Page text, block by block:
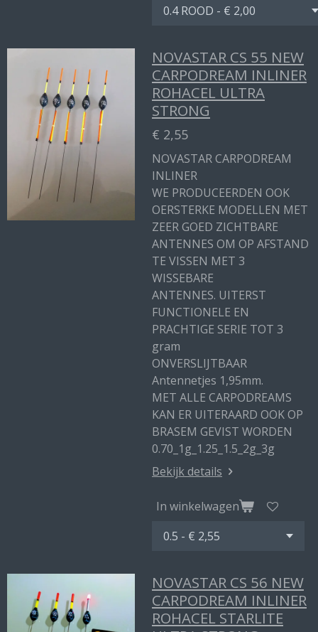
NOVASTAR CS 55 NEW
CARPODREAM INLINER
ROHACEL ULTRA
STRONG
€ 2,55
NOVASTAR CARPODREAM
INLINER
WE PRODUCEERDEN OOK
OERSTERKE MODELLEN MET
ZEER GOED ZICHTBARE
ANTENNES OM OP AFSTAND
TE VISSEN MET 3
WISSEBARE
ANTENNES. UITERST
FUNCTIONELE EN
PRACHTIGE SERIE TOT 3
gram
ONVERSLIJTBAAR
Antennetjes 1,95mm.
MET ALLE CARPODREAMS
KAN ER UITERAARD OOK OP
BRASEM GEVIST WORDEN
0.70_1g_1.25_1.5_2g_3g
Bekijk details
In winkelwagen
NOVASTAR CS 56 NEW
CARPODREAM INLINER
ROHACEL STARLITE